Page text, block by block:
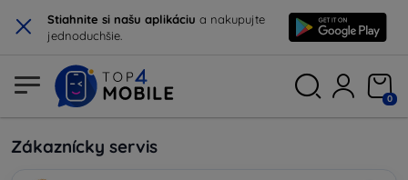
× Stiahnite si našu aplikáciu a nakupujte
jednoduchšie.
0
Zákaznícky servis